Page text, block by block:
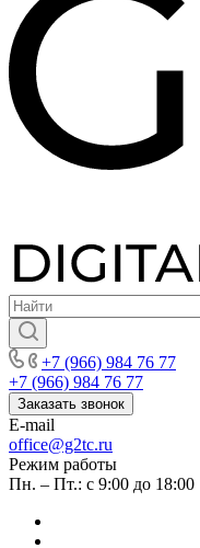
+7 (966) 984 76 77
+7 (966) 984 76 77
Заказать звонок
E-mail
office@g2tc.ru
Режим работы
Пн. – Пт.: с 9:00 до 18:00